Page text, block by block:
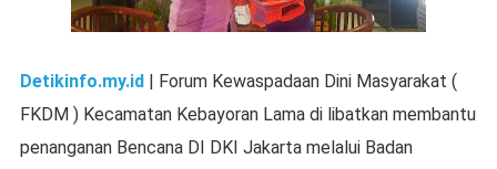
Detikinfo.my.id| Forum Kewaspadaan Dini Masyarakat (
FKDM ) Kecamatan Kebayoran Lama di libatkan membantu
penanganan Bencana DI DKI Jakarta melalui Badan